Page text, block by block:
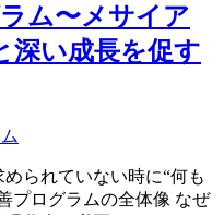
ム〜メサイア
深い成長を促す
られていない時に“何も
プログラムの全体像 なぜ